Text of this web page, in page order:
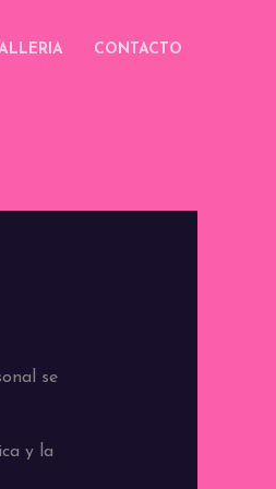
CONTACTO
se
y la